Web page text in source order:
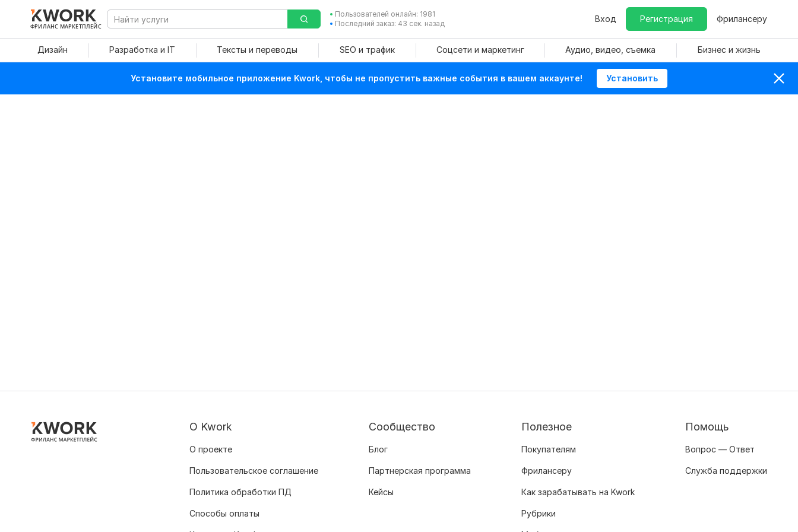
ФРИЛАНС МАРКЕТПЛЕЙС
Пользователей онлайн: 1981
Последний заказ: 43 сек. назад
Вход Регистрация Фрилансеру
Дизайн Разработка и IT Тексты и переводы SEO и трафик Соцсети и маркетинг Аудио, видео, съемка Бизнес и жизнь
Установите мобильное приложение Kwork, чтобы не пропустить важные события в вашем аккаунте! Установить
О Kwork
О проекте
Пользовательское соглашение
Политика обработки ПД
Способы оплаты
Сообщество
Блог
Партнерская программа
Кейсы
Полезное
Покупателям
Фрилансеру
Как зарабатывать на Kwork
Рубрики
Помощь
Вопрос — Ответ
Служба поддержки